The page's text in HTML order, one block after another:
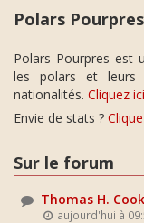
Polars Pourpres
Polars Pourpres est
les polars et
nationalités. Cliquez ici
Envie de stats ?
Sur le forum
Thomas H. Cook
aujourd'hui à